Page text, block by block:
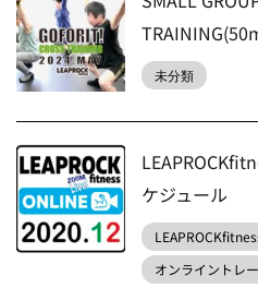
未分類
ケジュール
オンライントレ